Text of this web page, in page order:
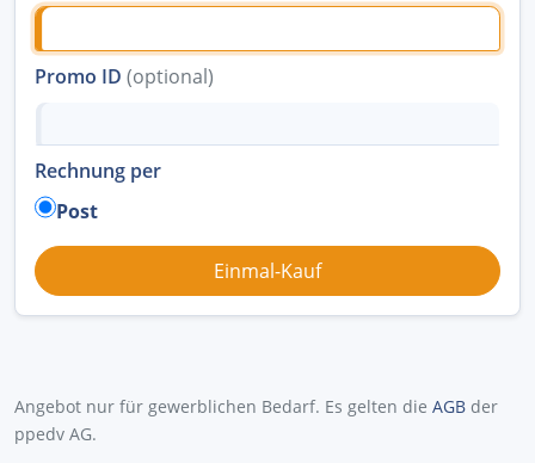
Promo ID (optional)
Rechnung per
Post
Angebot nur für gewerblichen Bedarf. Es gelten die AGB der
ppedv AG.